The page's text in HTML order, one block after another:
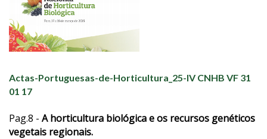
Actas-Portuguesas-de-Horticultura_25-IV CNHB VF 31
01 17
Pag.8 - A horticultura biológica e os recursos genéticos
vegetais regionais.